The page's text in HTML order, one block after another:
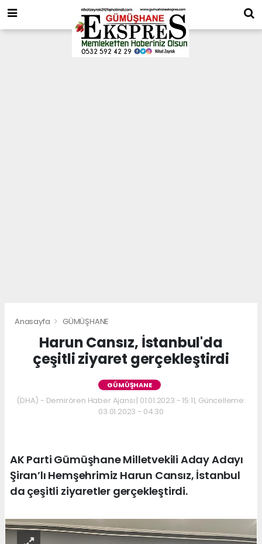
Anasayfa GÜMÜŞHANE
Harun Cansız, İstanbul'da
çeşitli ziyaret gerçekleştirdi
GÜMÜŞHANE
(DHA) - Demirören Haber Ajansı | 01.01.2023 - 15:11, Güncelleme:
03.01.2023 - 04:30
AK Parti Gümüşhane Milletvekili Aday Adayı
Şiran’lı Hemşehrimiz Harun Cansız, İstanbul
da çeşitli ziyaretler gerçekleştirdi.